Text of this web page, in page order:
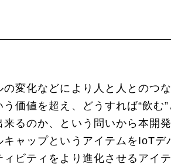
変化などにより人と人とのつ
価値を超え、どうすれば“飲
るのか、という問いから本開
ャップというアイテムをIoT
ビティをより進化させるアイ